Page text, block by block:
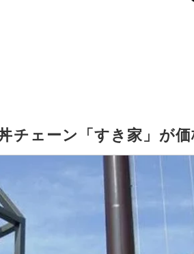
チェーン「すき家」が